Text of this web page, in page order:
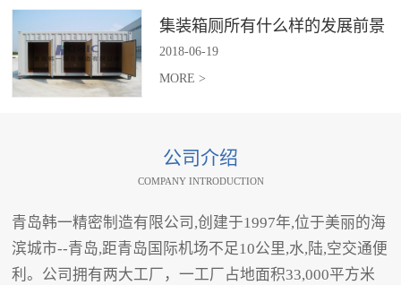
集装箱厕所有什么样的发展前景
2018-06-19
MORE >
公司介绍
COMPANY INTRODUCTION
青岛韩一精密制造有限公司,创建于1997年,位于美丽的海
滨城市--青岛,距青岛国际机场不足10公里,水,陆,空交通便
利。公司拥有两大工厂，一工厂占地面积33,000平方米